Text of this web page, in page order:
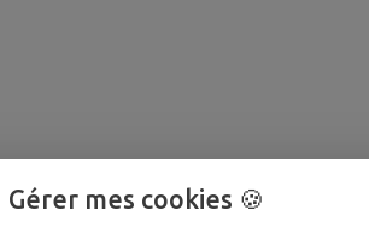
Gérer mes cookies 🍪